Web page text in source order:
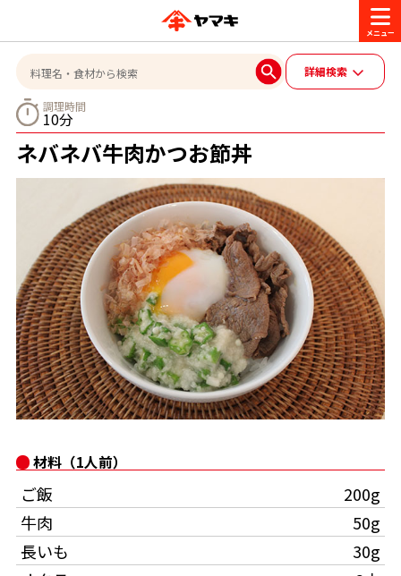
商品情報
ブランド一覧
ヤマキ『めんつゆ』 ヤマキ 割烹白だし
旨さ、別格。だし屋の鍋
レシピ
おいしいレシピを探す
おいしいレシピトップ
主食レシピ
主菜レシピ
汁物レシピ
時短レシピ
おいしいレシピを商品から探す
かつお節・だしを楽しむ
かつお節・だしを知る
だしの取り方
かつお節の削り方
かつお節・だしをもっと知る
ヤマキ かつお節プラス®
かつお節・だしを楽しむ
CM・キャンペーン
CM
キャンペーン一覧
企業・採用情報
企業情報
- 百年対話
- ヤマキ かつお節プラス®
採用情報
- ジョブリターン制
お問い合わせ
ヤマキお客様相談室
オンラインショップ
コミュニティサイト
Global
詳細検索
調理時間
10分
ネバネバ牛肉かつお節丼
材料（1人前）
ご飯
200g
牛肉
50g
長いも
30g